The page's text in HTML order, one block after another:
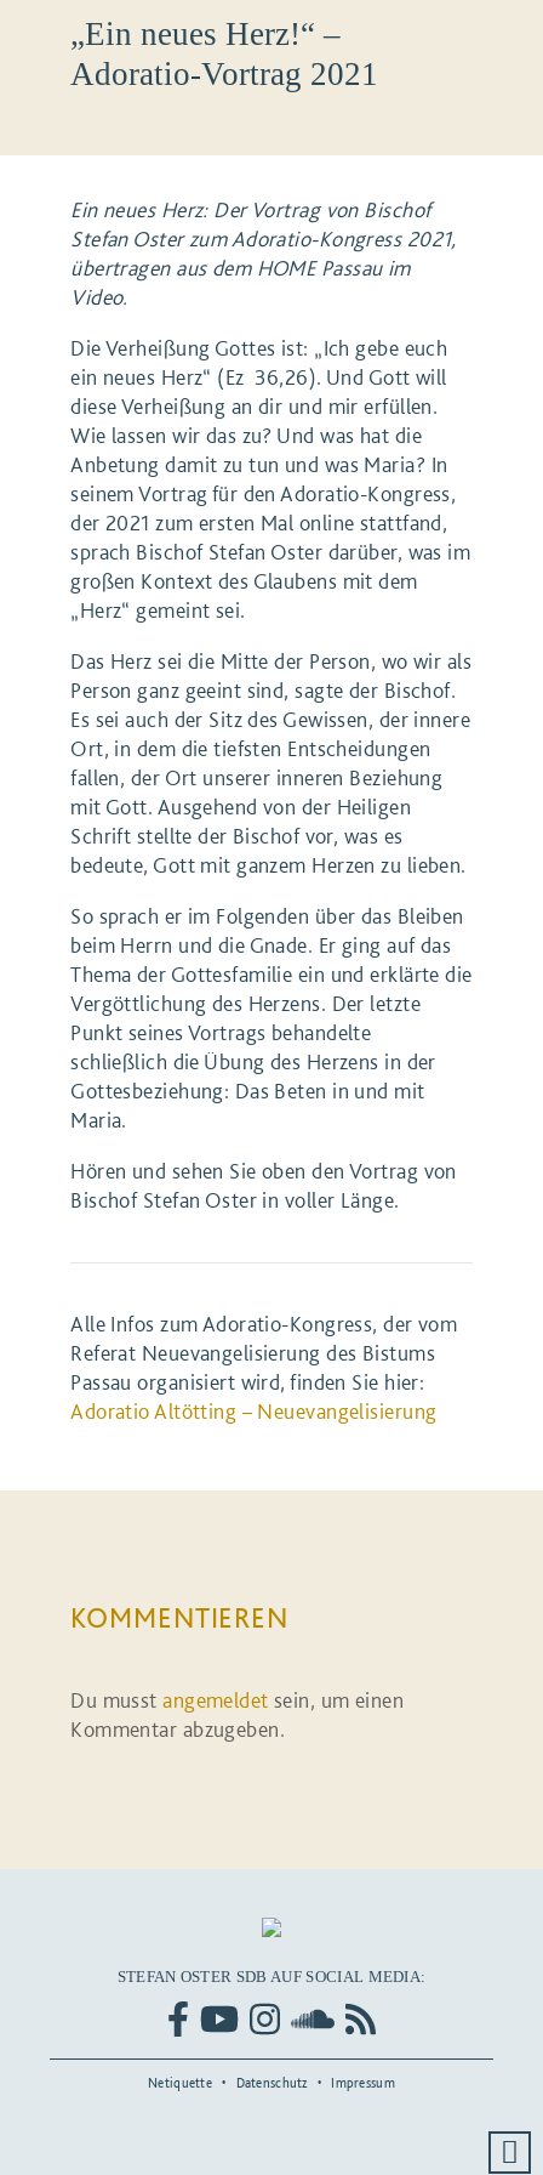
„Ein neues Herz!“ –
Adoratio-Vortrag 2021
Ein neues Herz: Der Vortrag von Bischof
Stefan Oster zum Adoratio-Kongress 2021,
übertragen aus dem HOME Passau im
Video.
Die Verheißung Gottes ist: „Ich gebe euch
ein neues Herz“ (Ez 36,26). Und Gott will
diese Verheißung an dir und mir erfüllen.
Wie lassen wir das zu? Und was hat die
Anbetung damit zu tun und was Maria? In
seinem Vortrag für den Adoratio-Kongress,
der 2021 zum ersten Mal online stattfand,
sprach Bischof Stefan Oster darüber, was im
großen Kontext des Glaubens mit dem
„Herz“ gemeint sei.
Das Herz sei die Mitte der Person, wo wir als
Person ganz geeint sind, sagte der Bischof.
Es sei auch der Sitz des Gewissen, der innere
Ort, in dem die tiefsten Entscheidungen
fallen, der Ort unserer inneren Beziehung
mit Gott. Ausgehend von der Heiligen
Schrift stellte der Bischof vor, was es
bedeute, Gott mit ganzem Herzen zu lieben.
So sprach er im Folgenden über das Bleiben
beim Herrn und die Gnade. Er ging auf das
Thema der Gottesfamilie ein und erklärte die
Vergöttlichung des Herzens. Der letzte
Punkt seines Vortrags behandelte
schließlich die Übung des Herzens in der
Gottesbeziehung: Das Beten in und mit
Maria.
Hören und sehen Sie oben den Vortrag von
Bischof Stefan Oster in voller Länge.
Alle Infos zum Adoratio-Kongress, der vom
Referat Neuevangelisierung des Bistums
Passau organisiert wird, finden Sie hier:
Adoratio Altötting – Neuevangelisierung
KOMMENTIEREN
Du musstangemeldet sein, um einen
Kommentar abzugeben.
STEFAN OSTER SDB AUF SOCIAL MEDIA:
Netiquette Datenschutz Impressum